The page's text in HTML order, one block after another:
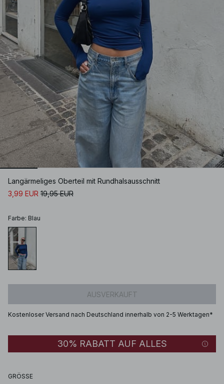
Langärmeliges Oberteil mit Rundhalsausschnitt
3,99 EUR 19,95 EUR
Farbe: Blau
AUSVERKAUFT
Kostenloser Versand nach Deutschland innerhalb von 2-5 Werktagen*
30% RABATT AUF ALLES
GRÖSSE